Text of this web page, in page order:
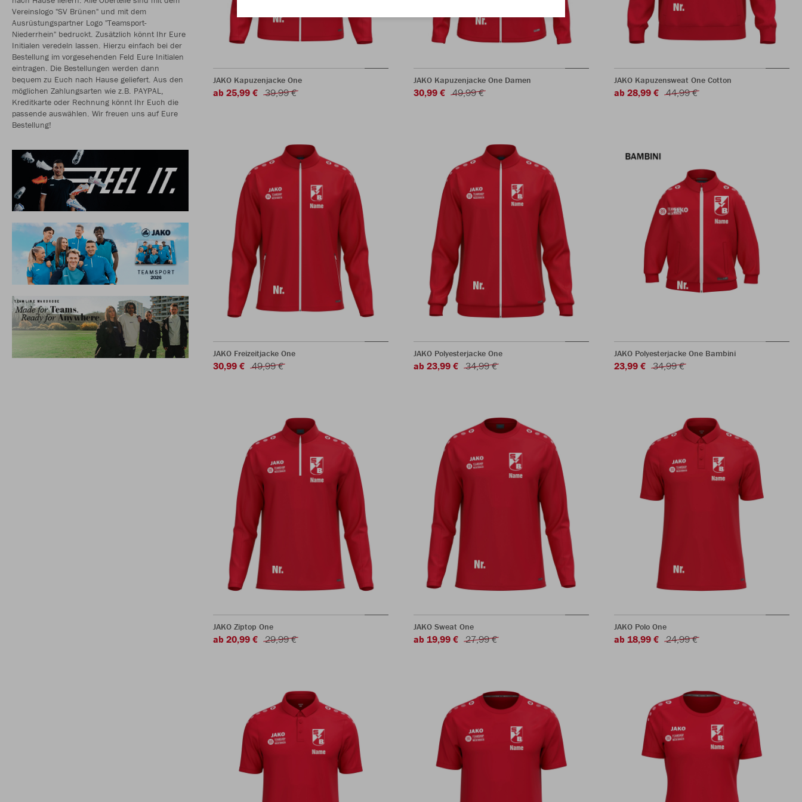
Vereinslogo "SV Brünen" und mit dem
Ausrüstungspartner Logo "Teamsport-
Niederrhein" bedruckt. Zusätzlich könnt Ihr Eure
Initialen veredeln lassen. Hierzu einfach bei der
Bestellung im vorgesehenden Feld Eure Initialen
eintragen. Die Bestellungen werden dann
bequem zu Euch nach Hause geliefert. Aus den
möglichen Zahlungsarten wie z.B. PAYPAL,
Kreditkarte oder Rechnung könnt Ihr Euch die
passende auswählen. Wir freuen uns auf Eure
Bestellung!
JAKO Kapuzenjacke One
ab 25,99 € 39,99 €
JAKO Kapuzenjacke One Damen
30,99 € 49,99 €
JAKO Kapuzensweat One Cotton
ab 28,99 € 44,99 €
JAKO Freizeitjacke One
30,99 € 49,99 €
JAKO Polyesterjacke One
ab 23,99 € 34,99 €
JAKO Polyesterjacke One Bambini
23,99 € 34,99 €
JAKO Ziptop One
ab 20,99 € 29,99 €
JAKO Sweat One
ab 19,99 € 27,99 €
JAKO Polo One
ab 18,99 € 24,99 €